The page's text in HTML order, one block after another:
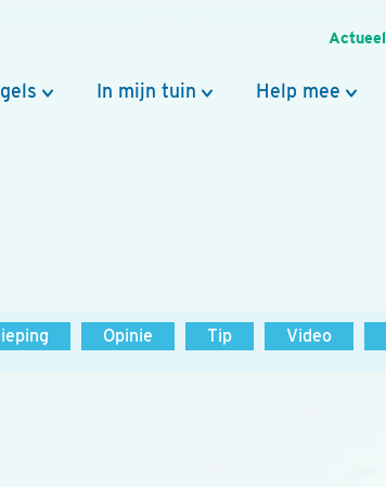
Actueel
In mijn tuin Help mee
Opinie Tip Video